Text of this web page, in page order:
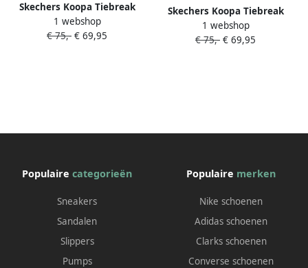
Skechers Koopa Tiebreak
Low 183250 OFWT Off White
1 webshop
€ 75,- € 69,95
Skechers Koopa Tiebreak
Low 183250 WGR Wit Groen
1 webshop
€ 75,- € 69,95
Populaire categorieën
Sneakers
Sandalen
Slippers
Pumps
Populaire merken
Nike schoenen
Adidas schoenen
Clarks schoenen
Converse schoenen